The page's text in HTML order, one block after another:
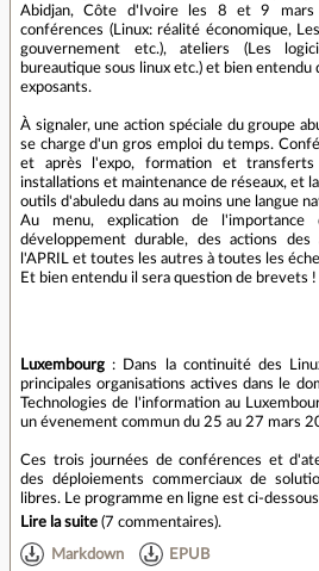
Abidjan, Côte d'Ivoire les 8 et 9 mars
conférences (Linux: réalité économique,
gouvernement etc.), ateliers (Les
bureautique sous linux etc.) et bien entendu
exposants.
À signaler, une action spéciale du groupe
se charge d'un gros emploi du temps.
et après l'expo, formation et transferts
installations et maintenance de réseaux, et
outils d'abuledu dans au moins une langue
Au menu, explication de
développement durable, des actions des
l'APRIL et toutes les autres à toutes les
Et bien entendu il sera question de brevets !
Luxembourg : Dans la continuité des
principales organisations actives dans le
Technologies de l'information au
un évenement commun du 25 au 27 mars
Ces trois journées de conférences et
des déploiements commerciaux de
libres. Le programme en ligne est ci-
Lire la suite (7 commentaires).
Markdown EPUB